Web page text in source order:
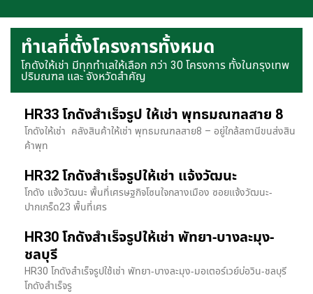
ทำเลที่ตั้งโครงการทั้งหมด
โกดังให้เช่า มีทุกทำเลให้เลือก กว่า 30 โครงการ ทั้งในกรุงเทพ
ปริมณฑล และ จังหวัดสำคัญ
HR33 โกดังสำเร็จรูป ให้เช่า พุทธมณฑลสาย 8
โกดังให้เช่า คลังสินค้าให้เช่า พุทธมณฑลสาย8 – อยู่ใกล้สถานีขนส่งสิน
ค้าพุท
HR32 โกดังสำเร็จรูปให้เช่า แจ้งวัฒนะ
โกดัง แจ้งวัฒนะ พื้นที่เศรษฐกิจโซนใจกลางเมือง ซอยแจ้งวัฒนะ-
ปากเกร็ด23 พื้นที่เศร
HR30 โกดังสำเร็จรูปให้เช่า พัทยา-บางละมุง-
ชลบุรี
HR30 โกดังสำเร็จรูปใช้เช่า พัทยา-บางละมุง-มอเตอร์เวย์บ่อวิน-ชลบุรี
โกดังสำเร็จรู